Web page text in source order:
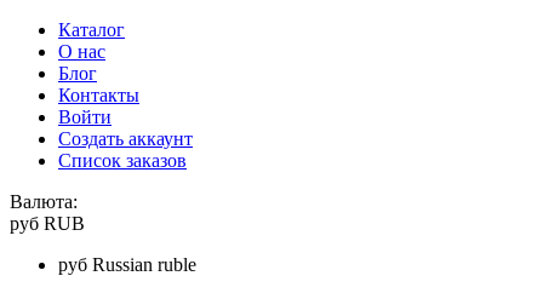
Каталог
О нас
Блог
Контакты
Войти
Создать аккаунт
Список заказов
Валюта:
руб RUB
руб Russian ruble